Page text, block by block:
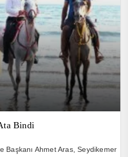
Bindi
Başkanı Ahmet Aras, Seydikemer